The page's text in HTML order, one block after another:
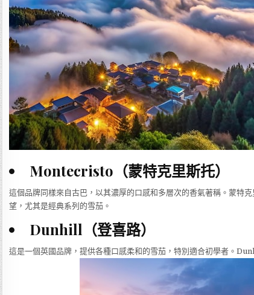
Montecristo（蒙特克里斯托）
這個品牌同樣來自古巴，以其濃厚的口感和多層次的香氣著稱。蒙特
望，尤其是經典系列的雪茄。
Dunhill（登喜路）
這是一個英國品牌，提供各種口感柔和的雪茄，特別適合初學者。